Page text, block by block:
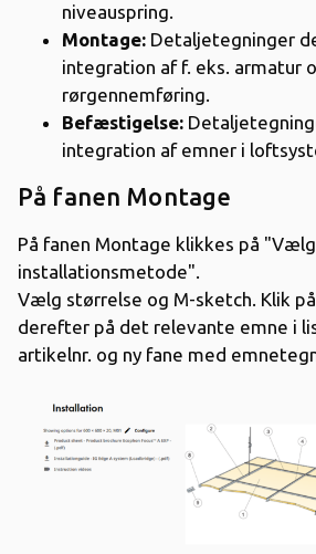
niveauspring.
Montage: Detaljetegninger
integration af f. eks. armatur
rørgennemføring.
Befæstigelse:
integration af emner i
På fanen Montage
På fanen Montage klikkes på "Vælg
installationsmetode".
Vælg størrelse og M-sketch. Klik
derefter på det relevante emne i
artikelnr. og ny fane med